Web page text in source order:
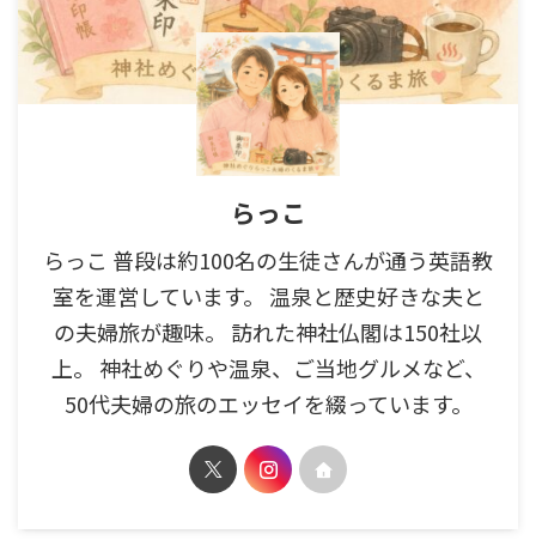
らっこ
らっこ 普段は約100名の生徒さんが通う英語教
室を運営しています。 温泉と歴史好きな夫と
の夫婦旅が趣味。 訪れた神社仏閣は150社以
上。 神社めぐりや温泉、ご当地グルメなど、
50代夫婦の旅のエッセイを綴っています。